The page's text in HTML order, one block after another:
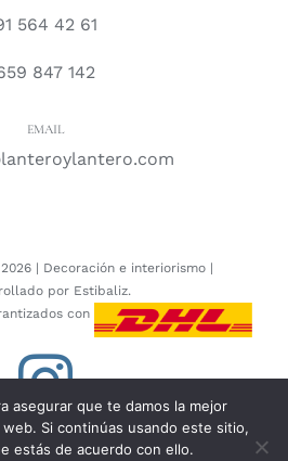
564 42 61
847 142
EMAIL
2026 | Decoración e interiorismo|
por Estibaliz.
con
Instagram
asegurar que te damos la mejor
Si continúas usando este sitio,
estás de acuerdo con ello.